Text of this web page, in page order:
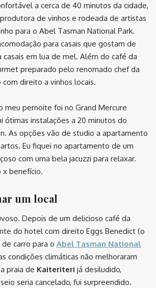
a cerca de 40 minutos da cidade,
de vinhos e rodeada de artistas
para o Abel Tasman National Park.
para casais que gostam de
casais em lua de mel. Além do café da
preparado pelo renomado chef da
com direito a vinhos locais.
meu pernoite foi no Grand Mercure
ótimas instalações a 20 minutos do
As opções vão de studio a apartamento
Eu fiquei no apartamento de um
com uma bela jacuzzi para relaxar.
x benefício.
um local
Depois de um delicioso café da
do hotel com direito Eggs Benedict (o
carro para o Abel Tasman National
condições climáticas não melhoraram
praia de Kaiteriteri já desiludido,
seria cancelado, fui surpreendido.